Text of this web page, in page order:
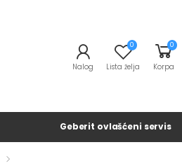
Nalog
0
Lista želja
0
Korpa
Geberit ovlašćeni servis